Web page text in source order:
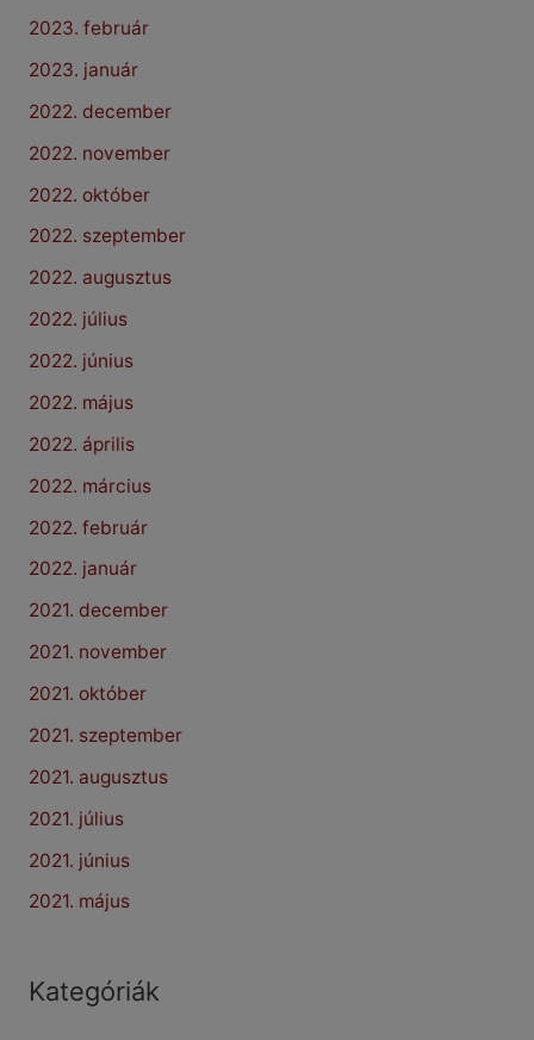
2023. február
2023. január
2022. december
2022. november
2022. október
2022. szeptember
2022. augusztus
2022. július
2022. június
2022. május
2022. április
2022. március
2022. február
2022. január
2021. december
2021. november
2021. október
2021. szeptember
2021. augusztus
2021. július
2021. június
2021. május
Kategóriák